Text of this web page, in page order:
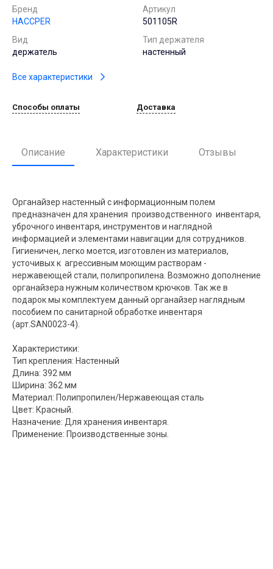
Бренд
HACCPER
Артикул
501105R
Вид
держатель
Тип держателя
настенный
Все характеристики
Способы оплаты Доставка
Описание Характеристики Отзывы
Органайзер настенный c информационным полем
предназначен для хранения производственного инвентаря,
уброчного инвентаря, инструментов и наглядной
информацией и элементами навигации для сотрудников.
Гигиеничен, легко моется, изготовлен из материалов,
усточивых к агрессивным моющим растворам -
нержавеющей стали, полипропилена. Возможно дополнение
органайзера нужным количеством крючков. Так же в
подарок мы комплектуем данный органайзер наглядным
пособием по санитарной обработке инвентаря
(арт.SAN0023-4).
Характеристики:
Тип крепления: Настенный
Длина: 392 мм
Ширина: 362 мм
Материал: Полипропилен/Нержавеющая сталь
Цвет: Красный.
Назначение: Для хранения инвентаря.
Применение: Производственные зоны.